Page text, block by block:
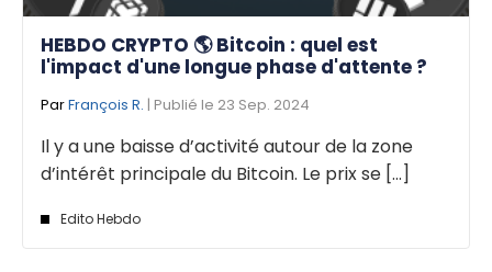
HEBDO CRYPTO 🌎 Bitcoin : quel est
l'impact d'une longue phase d'attente ?
ParFrançois R. | Publié le 23 Sep. 2024
Il y a une baisse d’activité autour de la zone
d’intérêt principale du Bitcoin. Le prix se [...]
Edito Hebdo